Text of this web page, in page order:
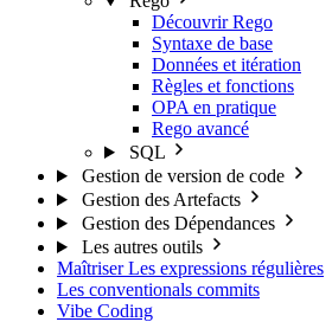
Découvrir Rego
Syntaxe de base
Données et itération
Règles et fonctions
OPA en pratique
Rego avancé
SQL
Gestion de version de code
Gestion des Artefacts
Gestion des Dépendances
Les autres outils
Maîtriser Les expressions régulières
Les conventionals commits
Vibe Coding